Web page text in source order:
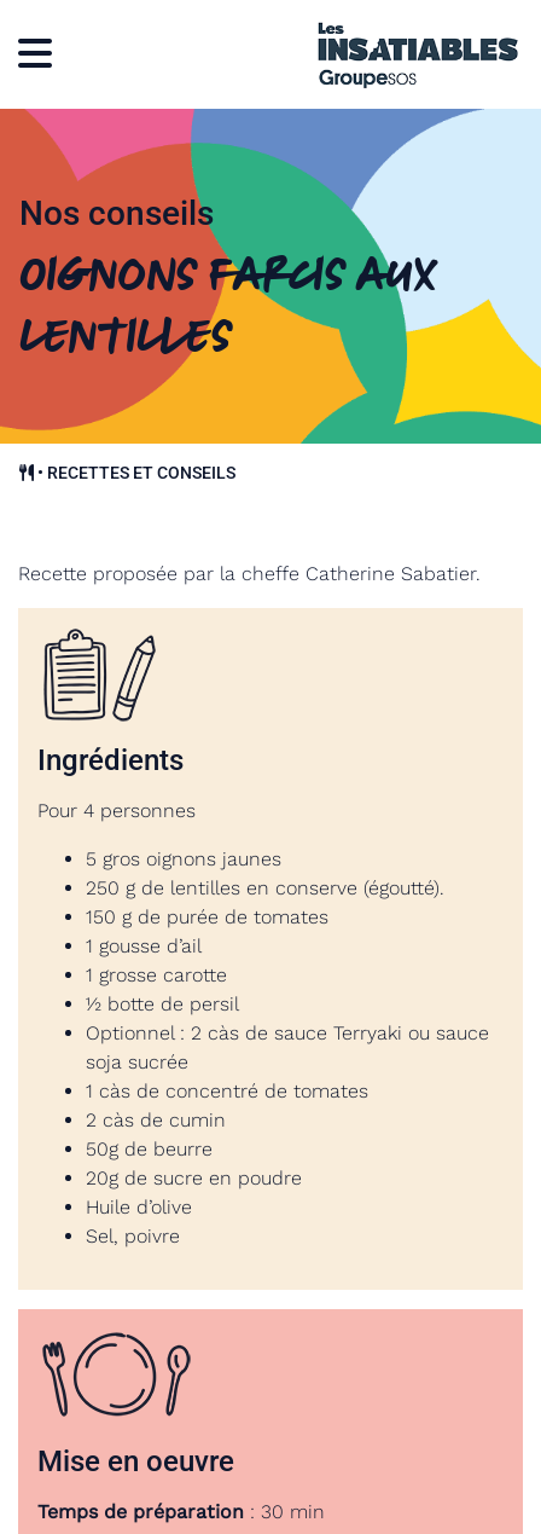
Nos conseils
Oignons farcis aux
lentilles
• RECETTES ET CONSEILS
Recette proposée par la cheffe Catherine Sabatier.
Ingrédients
Pour 4 personnes
5 gros oignons jaunes
250 g de lentilles en conserve (égoutté).
150 g de purée de tomates
1 gousse d’ail
1 grosse carotte
½ botte de persil
Optionnel : 2 càs de sauce Terryaki ou sauce
soja sucrée
1 càs de concentré de tomates
2 càs de cumin
50g de beurre
20g de sucre en poudre
Huile d’olive
Sel, poivre
Mise en oeuvre
Temps de préparation : 30 min